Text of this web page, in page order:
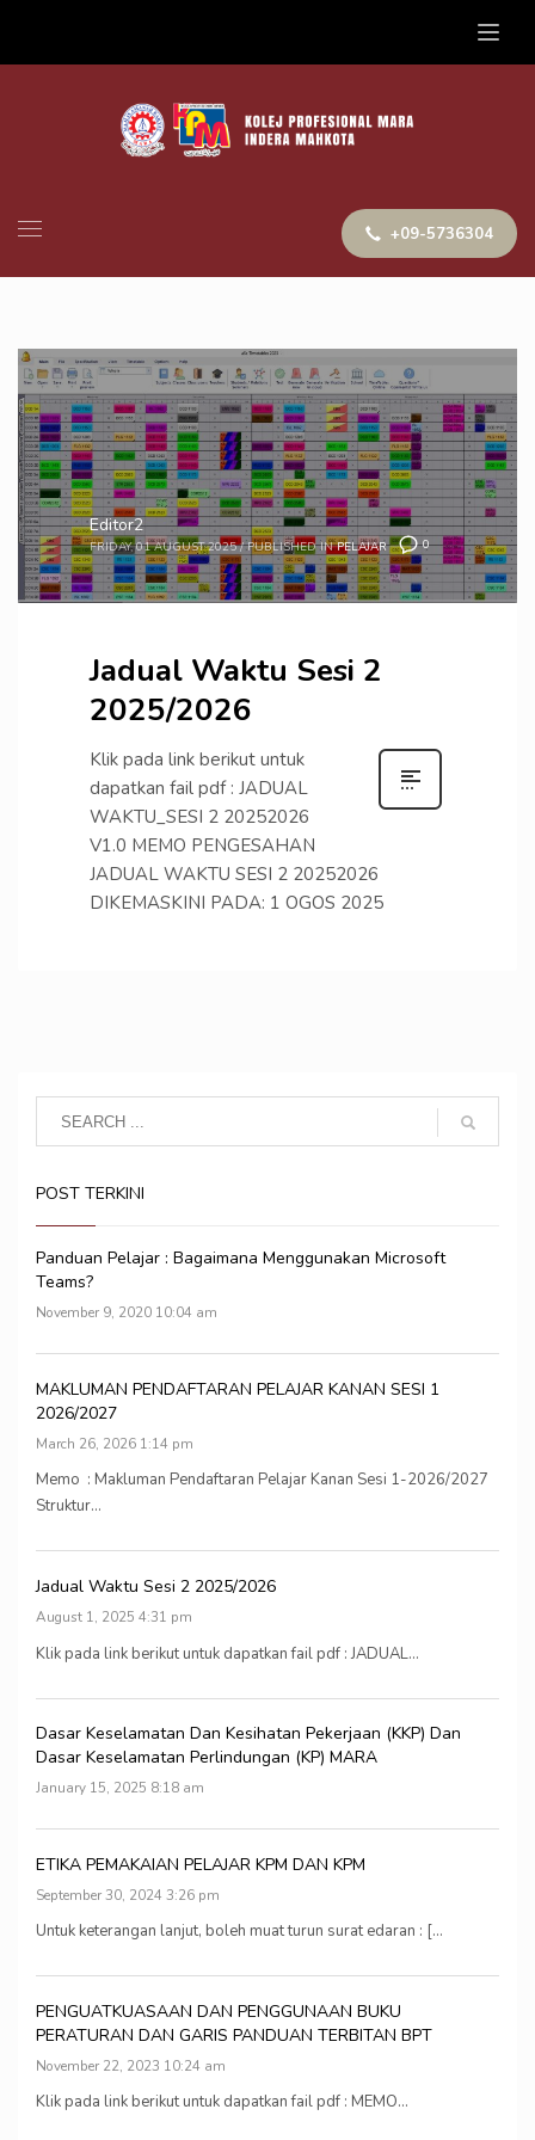
+09-5736304
0
Editor2
FRIDAY, 01 AUGUST 2025 / PUBLISHED IN PELAJAR
Jadual Waktu Sesi 2
2025/2026
Klik pada link berikut untuk
dapatkan fail pdf : JADUAL
WAKTU_SESI 2 20252026
V1.0 MEMO PENGESAHAN
JADUAL WAKTU SESI 2 20252026
DIKEMASKINI PADA: 1 OGOS 2025
POST TERKINI
Panduan Pelajar : Bagaimana Menggunakan Microsoft
Teams?
November 9, 2020 10:04 am
MAKLUMAN PENDAFTARAN PELAJAR KANAN SESI 1
2026/2027
March 26, 2026 1:14 pm
Memo : Makluman Pendaftaran Pelajar Kanan Sesi 1-2026/2027
Struktur...
Jadual Waktu Sesi 2 2025/2026
August 1, 2025 4:31 pm
Klik pada link berikut untuk dapatkan fail pdf : JADUAL...
Dasar Keselamatan Dan Kesihatan Pekerjaan (KKP) Dan
Dasar Keselamatan Perlindungan (KP) MARA
January 15, 2025 8:18 am
ETIKA PEMAKAIAN PELAJAR KPM DAN KPM
September 30, 2024 3:26 pm
Untuk keterangan lanjut, boleh muat turun surat edaran : [...
PENGUATKUASAAN DAN PENGGUNAAN BUKU
PERATURAN DAN GARIS PANDUAN TERBITAN BPT
November 22, 2023 10:24 am
Klik pada link berikut untuk dapatkan fail pdf : MEMO...